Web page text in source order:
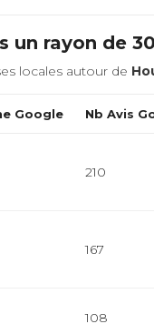
un rayon de
locales autour de
Google Nb Avis
210
167
108